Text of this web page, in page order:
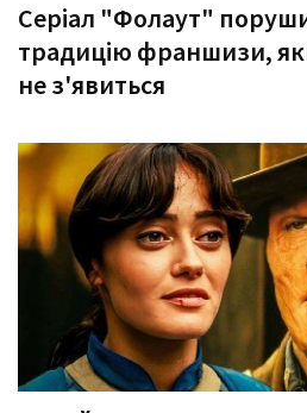
Серіал "Фолаут"
традицію франшизи,
не з'явиться